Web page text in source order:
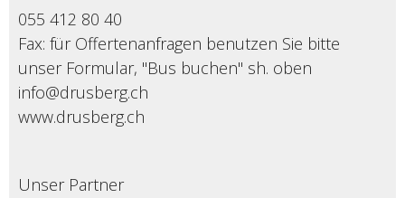
055 412 80 40
Fax: für Offertenanfragen benutzen Sie bitte
unser Formular, "Bus buchen" sh. oben
info@drusberg.ch
www.drusberg.ch
Unser Partner